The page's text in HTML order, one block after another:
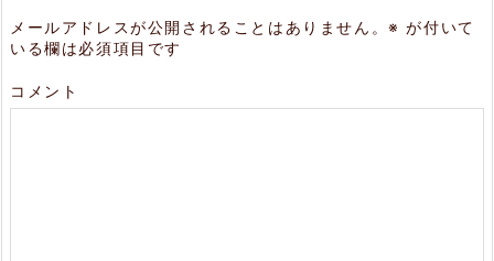
メールアドレスが公開されることはありません。※ が付いて
いる欄は必須項目です
コメント